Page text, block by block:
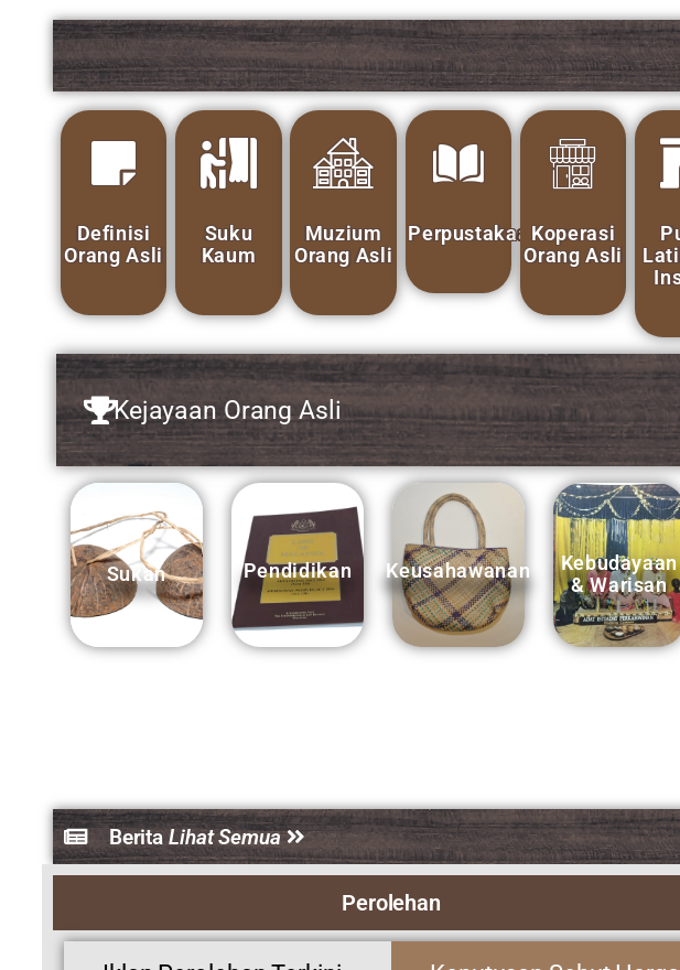
Definisi
Orang Asli
Suku
Kaum
Muzium
Orang Asli
PerpustakaanKoperasi
Orang Asli
Pusat
Latihan &
Institut
Penghulu/
Batin
Sukan Pendidikan Keusahawanan Kepimpinan
BeritaLihat Semua
Perolehan